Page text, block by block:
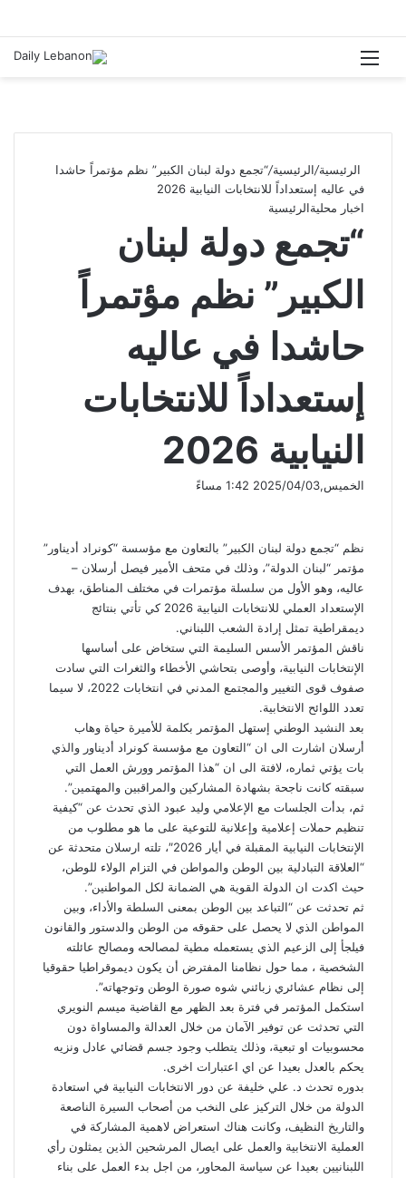
القائمة
الرئيسية/الرئيسية/“تجمع دولة لبنان الكبير” نظم مؤتمراً حاشدا
في عاليه إستعداداً للانتخابات النيابية 2026
اخبار محليةالرئيسية
“تجمع دولة لبنان
الكبير” نظم مؤتمراً
حاشدا في عاليه
إستعداداً للانتخابات
النيابية 2026
الخميس,2025/04/03 1:42 مساءً
نظم “تجمع دولة لبنان الكبير” بالتعاون مع مؤسسة “كونراد أديناور”
مؤتمر “لبنان الدولة”، وذلك في متحف الأمير فيصل أرسلان –
عاليه، وهو الأول من سلسلة مؤتمرات في مختلف المناطق، بهدف
الإستعداد العملي للانتخابات النيابية 2026 كي تأتي بنتائج
ديمقراطية تمثل إرادة الشعب اللبناني.
ناقش المؤتمر الأسس السليمة التي ستخاض على أساسها
الإنتخابات النيابية، وأوصى بتحاشي الأخطاء والثغرات التي سادت
صفوف قوى التغيير والمجتمع المدني في انتخابات 2022، لا سيما
تعدد اللوائح الانتخابية.
بعد النشيد الوطني إستهل المؤتمر بكلمة للأميرة حياة وهاب
أرسلان اشارت الى ان “التعاون مع مؤسسة كونراد أديناور والذي
بات يؤتي ثماره، لافتة الى ان “هذا المؤتمر وورش العمل التي
سبقته كانت ناجحة بشهادة المشاركين والمراقبين والمهتمين”.
ثم، بدأت الجلسات مع الإعلامي وليد عبود الذي تحدث عن “كيفية
تنظيم حملات إعلامية وإعلانية للتوعية على ما هو مطلوب من
الإنتخابات النيابية المقبلة في أيار 2026″، تلته ارسلان متحدثة عن
“العلاقة التبادلية بين الوطن والمواطن في التزام الولاء للوطن،
حيث اكدت ان الدولة القوية هي الضمانة لكل المواطنين”.
ثم تحدثت عن “التباعد بين الوطن بمعنى السلطة والأداء، وبين
المواطن الذي لا يحصل على حقوقه من الوطن والدستور والقانون
فيلجأ إلى الزعيم الذي يستعمله مطية لمصالحه ومصالح عائلته
الشخصية ، مما حول نظامنا المفترض أن يكون ديموقراطيا حقوقيا
إلى نظام عشائري زبائني شوه صورة الوطن وتوجهاته”.
استكمل المؤتمر في فترة بعد الظهر مع القاضية ميسم النويري
التي تحدثت عن توفير الآمان من خلال العدالة والمساواة دون
محسوبيات او تبعية، وذلك يتطلب وجود جسم قضائي عادل ونزيه
يحكم بالعدل بعيدا عن اي اعتبارات اخرى.
بدوره تحدث د. علي خليفة عن دور الانتخابات النيابية في استعادة
الدولة من خلال التركيز على النخب من أصحاب السيرة الناصعة
والتاريخ النظيف، وكانت هناك استعراض لاهمية المشاركة في
العملية الانتخابية والعمل على ايصال المرشحين الذين يمثلون رأي
اللبنانيين بعيدا عن سياسة المحاور، من اجل بدء العمل على بناء